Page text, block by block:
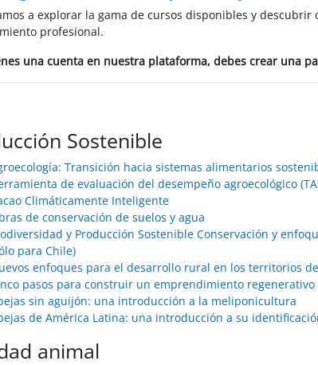
a explorar la gama de cursos disponibles y
profesional.
una cuenta en nuestra plataforma, debes crear una
Sostenible
Transición hacia sistemas alimentarios
de evaluación del desempeño agroecológico
Climáticamente Inteligente
de conservación de suelos y agua
y Producción Sostenible Conservación y
para Chile)
enfoques para el desarrollo rural en los territorios
pasos para construir un emprendimiento regenerativo
sin aguijón: una introducción a la meliponicultura
de América Latina: una introducción a su
animal